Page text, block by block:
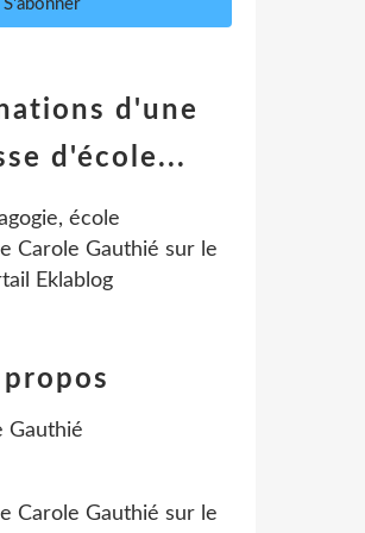
d'une
d'école...
école
Carole Gauthié sur le
Eklablog
Carole Gauthié sur le